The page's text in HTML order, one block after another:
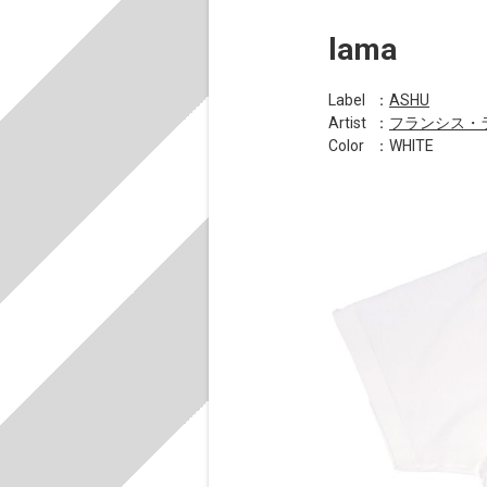
lama
Label ： ASHU
Artist
： フランシス・
Color
：WHITE